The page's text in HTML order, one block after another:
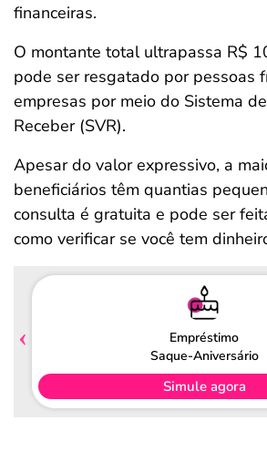
financeiras.
O montante total ultrapassa R$
pode ser resgatado por pessoas
empresas por meio do Sistema
Receber (SVR).
Apesar do valor expressivo, a
beneficiários têm quantias
consulta é gratuita e pode ser
como verificar se você tem
Empréstimo
Saque-Aniversário
Simule agora